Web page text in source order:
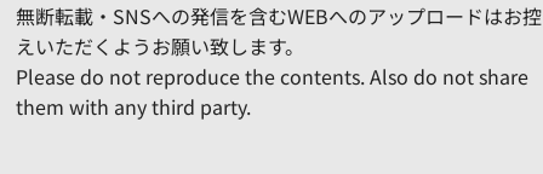
無断転載・SNSへの発信を含むWEBへのアップロードはお控
えいただくようお願い致します。
Please do not reproduce the contents. Also do not share
them with any third party.